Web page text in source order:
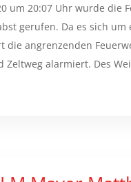
um 20:07 Uhr wurde die
gerufen. Da es sich
die angrenzenden
Zeltweg alarmiert. Des